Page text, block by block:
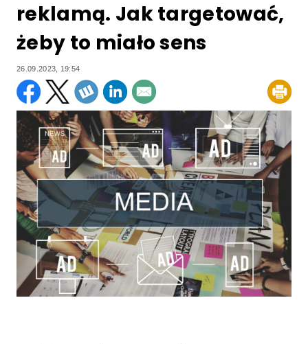
reklamą. Jak targetować,
żeby to miało sens
26.09.2023, 19:54